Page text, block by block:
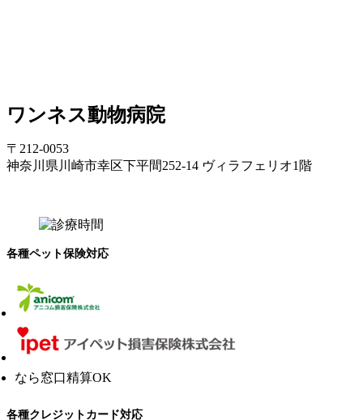
ワンネス動物病院
〒212-0053
神奈川県川崎市幸区下平間252-14 ヴィラフェリオ1階
各種ペット保険対応
なら窓口精算OK
各種クレジットカード対応